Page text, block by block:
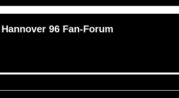
Hannover 96 Fan-Forum